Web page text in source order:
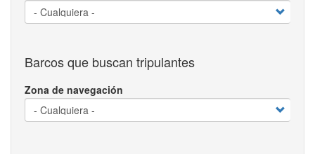
Barcos que buscan tripulantes
Zona de navegación